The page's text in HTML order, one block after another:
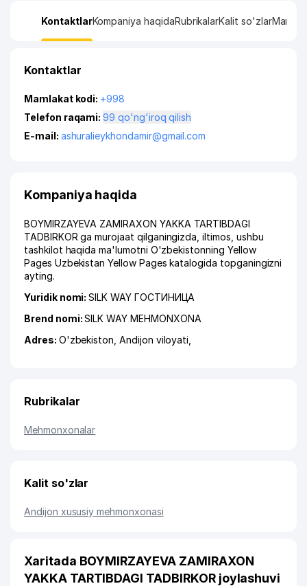
KontaktlarKompaniya haqidaRubrikalarKalit so'zlarManzil
Kontaktlar
Mamlakat kodi: +998
Telefon raqami:
99 qo'ng'iroq qilish
E-mail: ashuralieykhondamir@gmail.com
Kompaniya haqida
BOYMIRZAYEVA ZAMIRAXON YAKKA TARTIBDAGI
TADBIRKOR ga murojaat qilganingizda, iltimos, ushbu
tashkilot haqida ma'lumotni O'zbekistonning Yellow
Pages Uzbekistan Yellow Pages katalogida topganingizni
ayting.
Yuridik nomi:SILK WAY ГОСТИНИЦА
Brend nomi:SILK WAY MEHMONXONA
Adres: O'zbekiston,Andijon viloyati
Rubrikalar
Mehmonxonalar
Kalit so'zlar
Andijon xususiy mehmonxonasi
Xaritada BOYMIRZAYEVA ZAMIRAXON
YAKKA TARTIBDAGI TADBIRKOR joylashuvi